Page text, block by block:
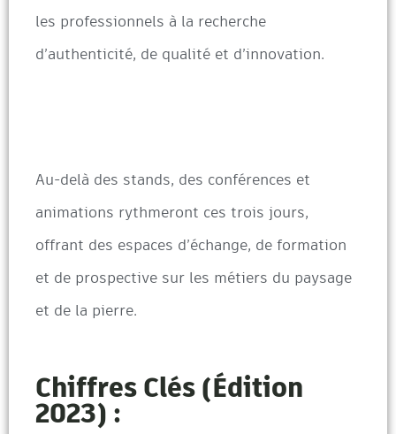
les professionnels à la recherche
d’authenticité, de qualité et d’innovation.
Au-delà des stands, des conférences et
animations rythmeront ces trois jours,
offrant des espaces d’échange, de formation
et de prospective sur les métiers du paysage
et de la pierre.
Chiffres Clés (édition
2023) :